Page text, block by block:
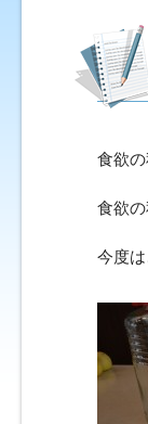
食欲
食欲
今度